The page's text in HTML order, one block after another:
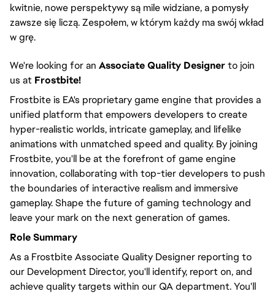
kwitnie, nowe perspektywy są mile widziane, a pomysły
zawsze się liczą. Zespołem, w którym każdy ma swój wkład
w grę.
We're looking for an Associate Quality Designerto join
us at Frostbite!
Frostbite is EA's proprietary game engine that provides a
unified platform that empowers developers to create
hyper-realistic worlds, intricate gameplay, and lifelike
animations with unmatched speed and quality. By joining
Frostbite, you'll be at the forefront of game engine
innovation, collaborating with top-tier developers to push
the boundaries of interactive realism and immersive
gameplay. Shape the future of gaming technology and
leave your mark on the next generation of games.
Role Summary
As a Frostbite Associate Quality Designer reporting to
our Development Director, you'll identify, report on, and
achieve quality targets within our QA department. You'll